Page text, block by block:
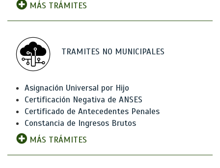
MÁS TRÁMITES
TRAMITES NO MUNICIPALES
Asignación Universal por Hijo
Certificación Negativa de ANSES
Certificado de Antecedentes Penales
Constancia de Ingresos Brutos
MÁS TRÁMITES